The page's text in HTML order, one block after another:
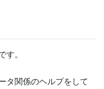
す。
タ関係のヘルプをして